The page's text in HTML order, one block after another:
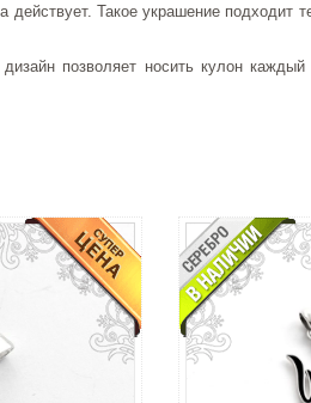
действует. Такое украшение подходит
позволяет носить кулон